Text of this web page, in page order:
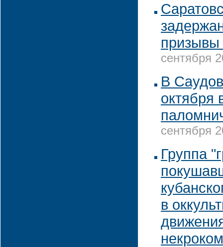
призывы
сентября
В
октября
сентября
Группа
в